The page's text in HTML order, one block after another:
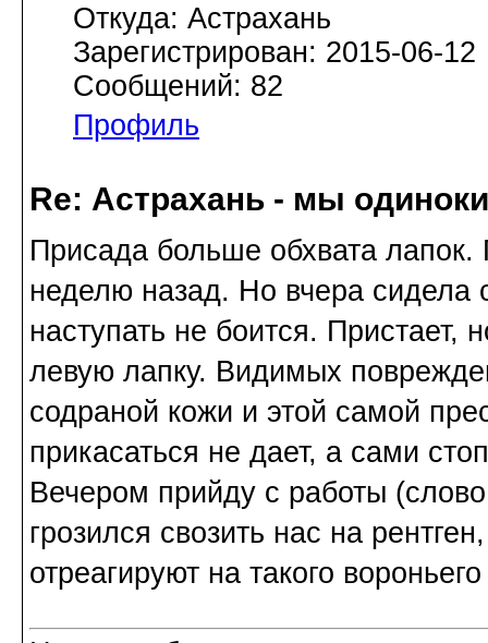
Откуда: Астрахань
Зарегистрирован: 2015-06-12
Сообщений: 82
Профиль
Re: Астрахань - мы
Присада больше обхвата лапок.
неделю назад. Но вчера сидела
наступать не боится. Пристает,
левую лапку. Видимых
содраной кожи и этой самой
прикасаться не дает, а сами
Вечером прийду с работы
грозился свозить нас на
отреагируют на такого